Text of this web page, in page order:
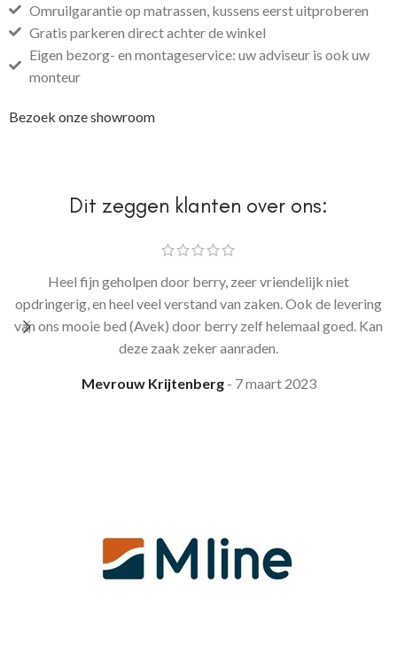
Omruilgarantie op matrassen, kussens eerst uitproberen
Gratis parkeren direct achter de winkel
Eigen bezorg- en montageservice: uw adviseur is ook uw
monteur
Bezoek onze showroom
Dit zeggen klanten over ons:
Heel fijn geholpen door berry, zeer vriendelijk niet
opdringerig, en heel veel verstand van zaken. Ook de levering
van ons mooie bed (Avek) door berry zelf helemaal goed. Kan
deze zaak zeker aanraden.
Mevrouw Krijtenberg 7 maart 2023